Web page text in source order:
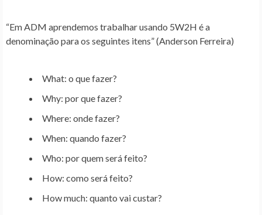
“Em ADM aprendemos trabalhar usando 5W2H é a
denominação para os seguintes itens” (Anderson Ferreira)
What: o que fazer?
Why: por que fazer?
Where: onde fazer?
When: quando fazer?
Who: por quem será feito?
How: como será feito?
How much: quanto vai custar?